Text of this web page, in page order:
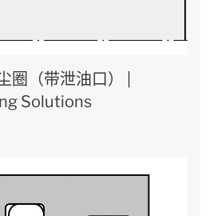
（带泄油口） |
Solutions